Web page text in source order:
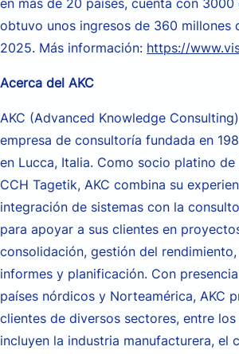
en más de 20 países, cuenta con 3000
obtuvo unos ingresos de 360 millones
2025. Más información: https://
Acerca del AKC
AKC (Advanced Knowledge
empresa de consultoría fundada en
en Lucca, Italia. Como socio platino
CCH Tagetik, AKC combina su
integración de sistemas con la
para apoyar a sus clientes en
consolidación, gestión del
informes y planificación. Con
países nórdicos y Norteamérica, AKC
clientes de diversos sectores, entre los
incluyen la industria manufacturera, el